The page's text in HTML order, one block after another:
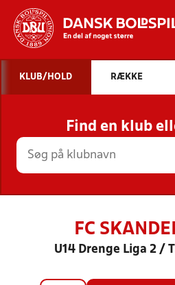
STILLINGER,
HOLD
KLUB/HOLD RÆKKE
Find en klub
FC
U14 Drenge Liga 2 /